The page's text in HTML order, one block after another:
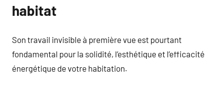
habitat
Son travail invisible à première vue est pourtant
fondamental pour la solidité, l’esthétique et l’efficacité
énergétique de votre habitation.